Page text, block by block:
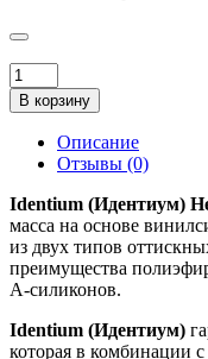
В корзину
Описание
Отзывы (0)
Identium (Идентиум)
масса на основе
из двух типов
преимущества
A-силиконов.
Identium (Идентиум)
которая в комбинации